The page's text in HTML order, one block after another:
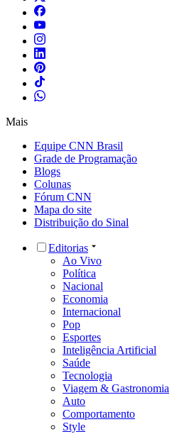
Mais
Equipe CNN Brasil
Grade de Programação
Blogs
Colunas
Fórum CNN
Mapa do site
Distribuição do Sinal
Editorias
Ao Vivo
Política
Nacional
Economia
Internacional
Pop
Esportes
Inteligência Artificial
Saúde
Tecnologia
Viagem & Gastronomia
Auto
Comportamento
Style